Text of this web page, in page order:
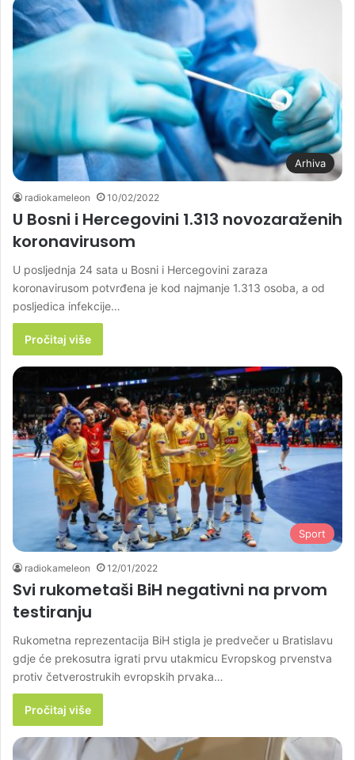
Arhiva
radiokameleon 10/02/2022
U Bosni i Hercegovini 1.313 novozaraženih
koronavirusom
U posljednja 24 sata u Bosni i Hercegovini zaraza
koronavirusom potvrđena je kod najmanje 1.313 osoba, a od
posljedica infekcije…
Pročitaj više
Sport
radiokameleon 12/01/2022
Svi rukometaši BiH negativni na prvom
testiranju
Rukometna reprezentacija BiH stigla je predvečer u Bratislavu
gdje će prekosutra igrati prvu utakmicu Evropskog prvenstva
protiv četverostrukih evropskih prvaka…
Pročitaj više